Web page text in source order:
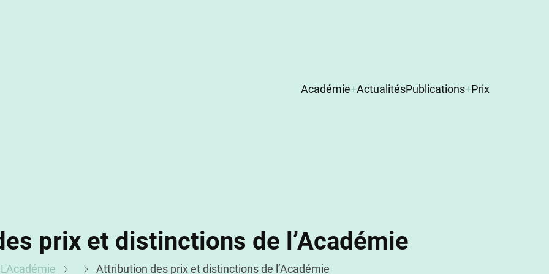
Navigation
Académie ActualitésPublications Prix
prix et distinctions de l’Académie
L'Académie Attribution des prix et distinctions de l’Académie